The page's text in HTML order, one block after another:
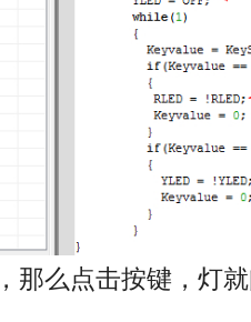
那么点击按键，灯